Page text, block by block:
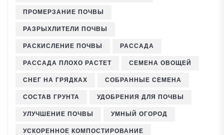
ПРОМЕРЗАНИЕ ПОЧВЫ
РАЗРЫХЛИТЕЛИ ПОЧВЫ
РАСКИСЛЕНИЕ ПОЧВЫ РАССАДА
РАССАДА ПЛОХО РАСТЕТ СЕМЕНА ОВОЩЕЙ
СНЕГ НА ГРЯДКАХ СОБРАННЫЕ СЕМЕНА
СОСТАВ ГРУНТА УДОБРЕНИЯ ДЛЯ ПОЧВЫ
УЛУЧШЕНИЕ ПОЧВЫ УМНЫЙ ОГОРОД
УСКОРЕННОЕ КОМПОСТИРОВАНИЕ